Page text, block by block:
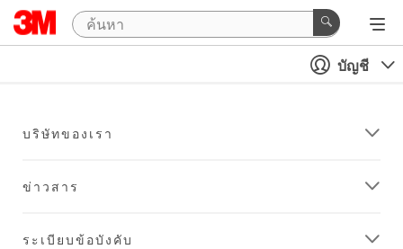
บัญชี
บริษัทของเรา
ข่าวสาร
ระเบียบข้อบังคับ